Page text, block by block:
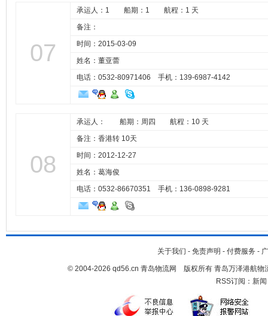
07
承运人：1 船期：1 航程：1 天
备注：
时间：2015-03-09
姓名：董亚蕾
电话：0532-80971406 手机： 139-6987-4142
08
承运人： 船期：周四 航程：10 天
备注：香港转 10天
时间：2012-12-27
姓名：葛海俊
电话：0532-86670351 手机： 136-0898-9281
关于我们 - 免责声明 - 付费服务 -
© 2004-2026 qd56.cn 青岛物流网 版权所有 青岛万泽港航物
RSS订阅： 新闻